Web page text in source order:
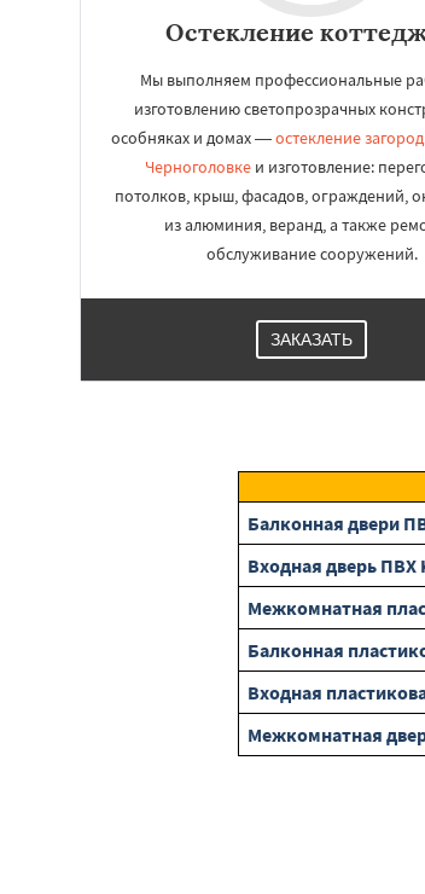
Остекление
Мы выполняем профессиональные
изготовлению светопрозрачных
особняках и домах —остекление
Черноголовкеи изготовление:
потолков, крыш, фасадов, ограждений,
из алюминия, веранд, а также
обслуживание сооружений.
ЗАКАЗАТЬ
Балконная двери
Входная дверь ПВХ
Межкомнатная
Балконная
Входная
Межкомнатная